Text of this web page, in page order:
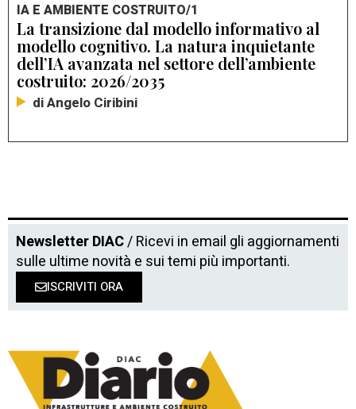
IA E AMBIENTE COSTRUITO/1
La transizione dal modello informativo al
modello cognitivo. La natura inquietante
dell’IA avanzata nel settore dell’ambiente
costruito: 2026/2035
di Angelo Ciribini
Newsletter DIAC/ Ricevi in email gli aggiornamenti
sulle ultime novità e sui temi più importanti.
ISCRIVITI ORA